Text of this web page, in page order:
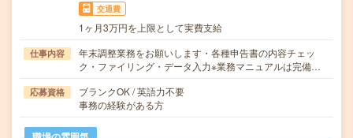
交通費
1ヶ月3万円を上限として実費支給
仕事内容
年末調整業務をお願いします・各種申告書の内容チェッ
ク・ファイリング・データ入力※業務マニュアルは完備…
応募資格
ブランクOK / 英語力不要
事務の経験がある方